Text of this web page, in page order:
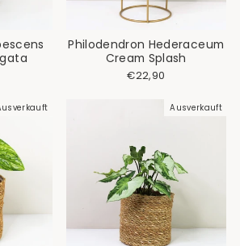
Philodendron Hederaceum
Cream Splash
€22,90
Ausverkauft